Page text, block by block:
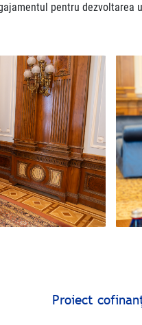
pentru
Proiect